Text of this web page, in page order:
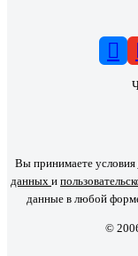
Вы принимаете условия
данных и
данные в любой
©